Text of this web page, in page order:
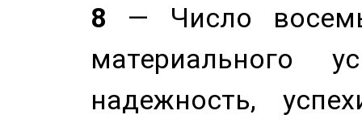
8 — Число
материального
надежность,